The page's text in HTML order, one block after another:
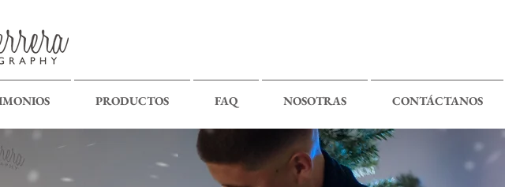
PRODUCTOS FAQ NOSOTRAS CONTÁCTANOS